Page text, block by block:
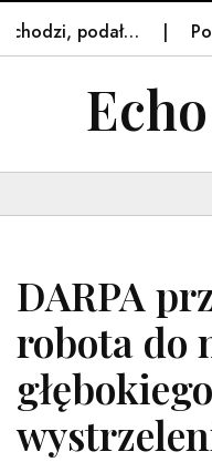
podał… Potrącił i
DARPA
robota do